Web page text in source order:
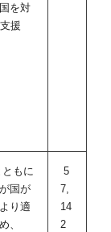
を対
援
もに
国が
り適
、
5
7,
14
2